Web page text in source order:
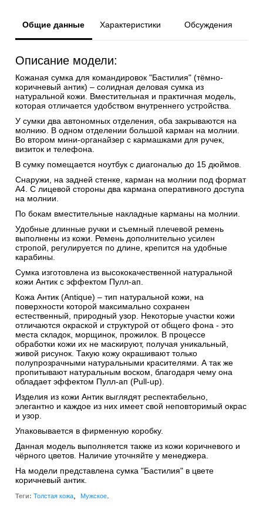
Общие данные Характеристики Обсуждения
Описание модели:
Кожаная сумка для командировок "Бастилия" (тёмно-
коричневый антик) – солидная деловая сумка из
натуральной кожи. Вместительная и практичная модель,
которая отличается удобством внутреннего устройства.
У сумки два автономных отделения, оба закрываются на
молнию. В одном отделении большой карман на молнии.
Во втором мини-органайзер с кармашками для ручек,
визиток и телефона.
В сумку помещается ноутбук с диагональю до 15 дюймов.
Снаружи, на задней стенке, карман на молнии под формат
А4. С лицевой стороны два кармана оперативного доступа
на молнии.
По бокам вместительные накладные карманы на молнии.
Удобные длинные ручки и съемный плечевой ремень
выполнены из кожи. Ремень дополнительно усилен
стропой, регулируется по длине, крепится на удобные
карабины.
Сумка изготовлена из высококачественной натуральной
кожи Антик c эффектом Пулл-ап.
Кожа Антик (Antique) – тип натуральной кожи, на
поверхности которой максимально сохранен
естественный, природный узор. Некоторые участки кожи
отличаются окраской и структурой от общего фона - это
места складок, морщинок, прожилок. В процессе
обработки кожи их не маскируют, получая уникальный,
живой рисунок. Такую кожу окрашивают только
полупрозрачными натуральными красителями. А так же
пропитывают натуральным воском, благодаря чему она
обладает эффектом Пулл-ап (Pull-up).
Изделия из кожи Антик выглядят респектабельно,
элегантно и каждое из них имеет свой неповторимый окрас
и узор.
Упаковывается в фирменную коробку.
Данная модель выполняется также из кожи коричневого и
чёрного цветов. Наличие уточняйте у менеджера.
На модели представлена сумка "Бастилия" в цвете
коричневый антик.
Теги: Толстая кожа Мужское.